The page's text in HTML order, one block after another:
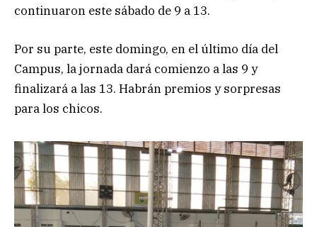
continuaron este sábado de 9 a 13.
Por su parte, este domingo, en el último día del
Campus, la jornada dará comienzo a las 9 y
finalizará a las 13. Habrán premios y sorpresas
para los chicos.